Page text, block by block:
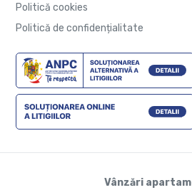
Politică cookies
Politică de confidențialitate
Vânzări